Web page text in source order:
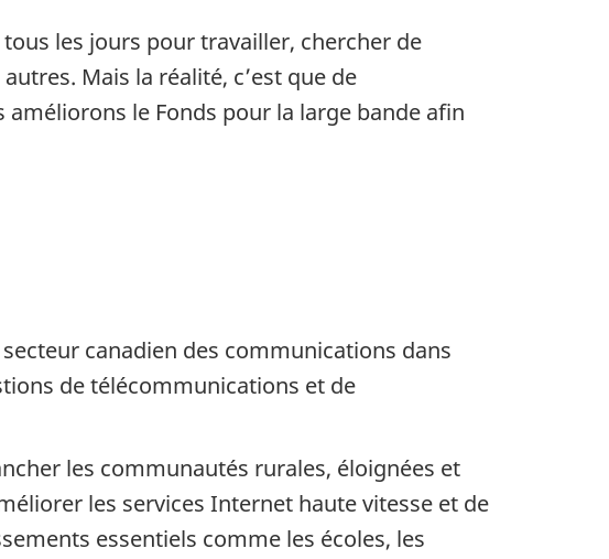
les jours pour travailler, chercher de
Mais la réalité, c’est que de
le Fonds pour la large bande afin
canadien des communications dans
de télécommunications et de
les communautés rurales, éloignées et
les services Internet haute vitesse et de
essentiels comme les écoles, les